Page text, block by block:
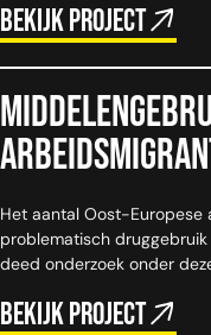
Bekijk project
Het aantal Oost-Europese
problematisch
deed onderzoek onder
Bekijk project